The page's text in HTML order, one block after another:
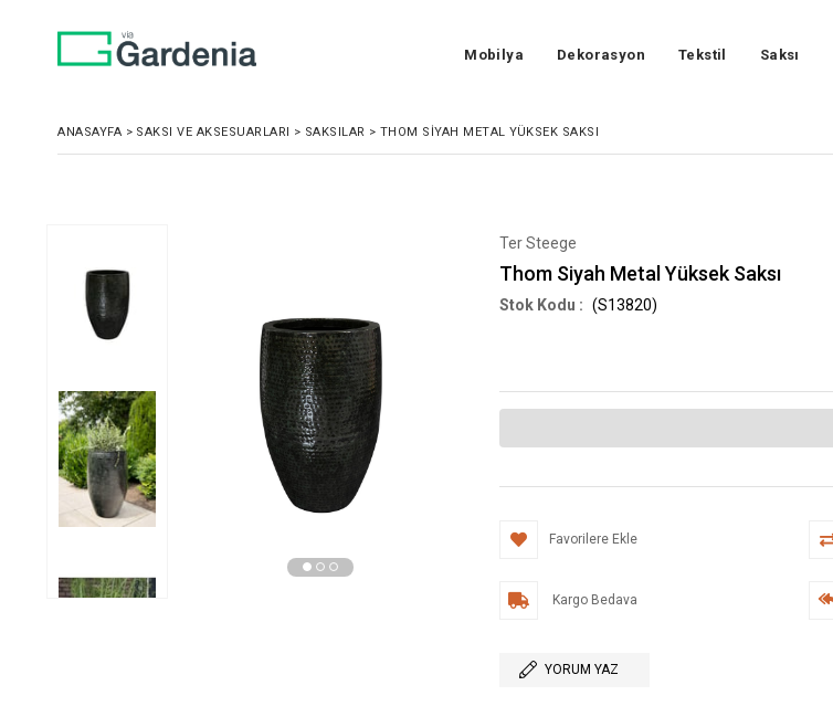
Mobilya Dekorasyon Tekstil Saksı
ANASAYFA > SAKSI VE AKSESUARLARI > SAKSILAR > THOM SIYAH METAL YÜKSEK SAKSI
Ter Steege
Thom Siyah Metal Yüksek Saksı
(S13820)
Favorilere Ekle
Kargo Bedava
YORUM YAZ